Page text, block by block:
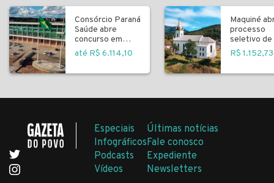
Consórcio Paraná
Saúde abre
concurso em
Curitiba
até R$ 6.114,10
Maquiné
processo
seletivo de
R$ 1.152,73
Especiais
Infográficos
Podcasts
Vídeos
Últimas notícias
Fale conosco
Expediente
Newsletters